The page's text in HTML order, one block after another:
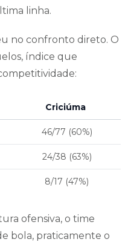
linha.
no confronto direto. O
índice que
Criciúma
46/77 (60%)
24/38 (63%)
8/17 (47%)
ofensiva, o time
bola, praticamente o